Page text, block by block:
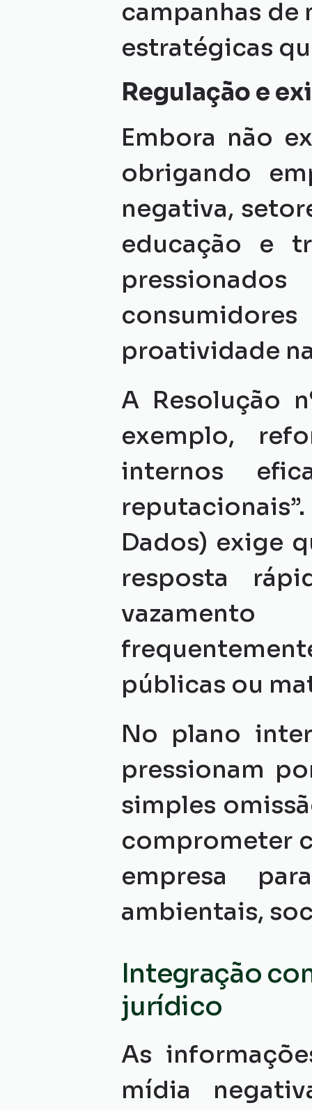
campanhas de
estratégicas
Regulação e
Embora não
obrigando
negativa,
educação e
proatividade
A Resolução
exemplo,
internos
Dados) exige
resposta
públicas ou
No plano
pressionam
simples
comprometer
empresa
ambientais,
Integração
jurídico
As
mídia